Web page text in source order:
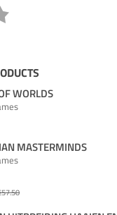
WORLDS
MASTERMINDS